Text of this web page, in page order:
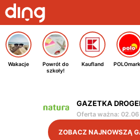
Wakacje
Powrót do
szkoły!
Kaufland
GAZETKA
Oferta ważna: 02.06
ZOBACZ NAJNOWSZĄ